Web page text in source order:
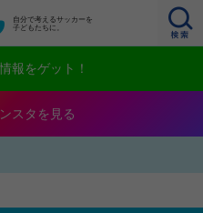
自分で考えるサッカーを
子どもたちに。
報をゲット！
スタを見る